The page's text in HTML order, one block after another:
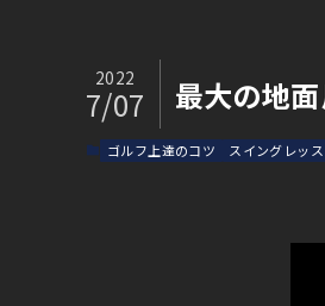
最大の地
2022
7/07
ゴルフ上達のコツ スイングレッ